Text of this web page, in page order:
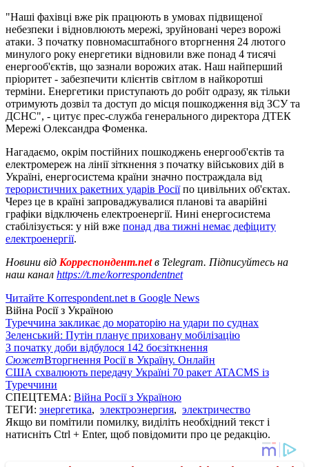
"Наші фахівці вже рік працюють в умовах підвищеної
небезпеки і відновлюють мережі, зруйновані через ворожі
атаки. З початку повномасштабного вторгнення 24 лютого
минулого року енергетики відновили вже понад 4 тисячі
енергооб'єктів, що зазнали ворожих атак. Наш найперший
пріоритет - забезпечити клієнтів світлом в найкоротші
терміни. Енергетики приступають до робіт одразу, як тільки
отримують дозвіл та доступ до місця пошкодження від ЗСУ та
ДСНС", - цитує прес-служба генерального директора ДТЕК
Мережі Олександра Фоменка.
Нагадаємо, окрім постійних пошкоджень енергооб'єктів та
електромереж на лінії зіткнення з початку військових дій в
Україні, енергосистема країни значно постраждала від
терористичних ракетних ударів Росіїпо цивільних об'єктах.
Через це в країні запроваджувалися планові та аварійні
графіки відключень електроенергії. Нині енергосистема
стабілізується: у ній вже понад два тижні немає дефіциту
електроенергії.
Новини від Корреспондент.netв Telegram. Підписуйтесь на
наш канал https://t.me/korrespondentnet
Читайте Korrespondent.net в Google News
Війна Росії з Україною
Туреччина закликає до мораторію на удари по суднах
Зеленський: Путін планує приховану мобілізацію
З початку доби відбулося 142 боєзіткнення
СюжетВторгнення Росії в Україну. Онлайн
США схвалюють передачу Україні 70 ракет ATACMS із
Туреччини
СПЕЦТЕМА: Війна Росії з Україною
ТЕГИ: энергетика, электроэнергия, электричество
Якщо ви помітили помилку, виділіть необхідний текст і
натисніть Ctrl + Enter, щоб повідомити про це редакцію.